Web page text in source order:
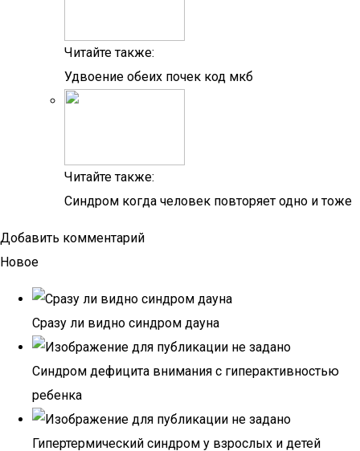
Читайте также:
Удвоение обеих почек код мкб
Читайте также:
Синдром когда человек повторяет одно и тоже
Добавить комментарий
Новое
Сразу ли видно синдром дауна
Синдром дефицита внимания с гиперактивностью
ребенка
Гипертермический синдром у взрослых и детей